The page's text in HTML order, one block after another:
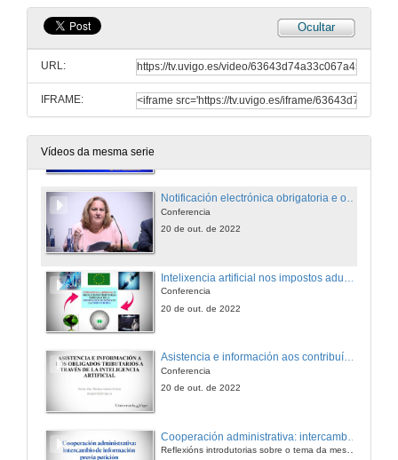
Ocultar
URL:
IFRAME:
Vídeos da mesma serie
Intelixencia artificial nas administracións tributarias: software, big data...
Reflexións introdutorias sobre o tema da mesa redonda
20 de out. de 2022
O procedemento de inspección. A selección dos obrigados tributarios
Notificación electrónica obrigatoria e os dereitos e garantías do contribuíntes
Conferencia
20 de out. de 2022
Conferencia
20 de out. de 2022
Asistencia e información aos contribuíntes mediante intelixencia artificial
Conferencia
20 de out. de 2022
Reflexións introdutorias sobre o tema da mesa redonda